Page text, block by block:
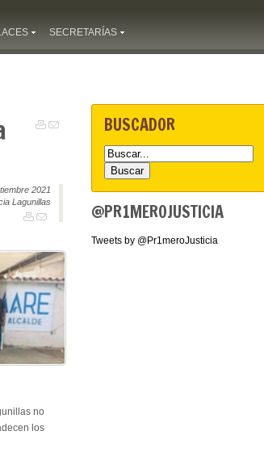
SECRETARÍAS
2021
Lagunillas
no
los
BUSCADOR
@PR1MEROJUSTICIA
Tweets by @Pr1meroJusticia